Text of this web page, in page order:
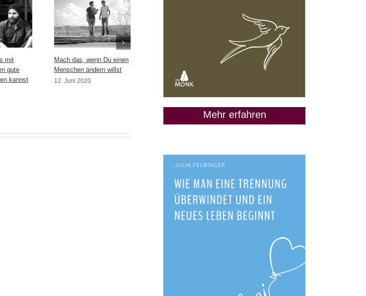
mit
gute
kannst
Mach das, wenn Du einen
Menschen ändern willst
12. Juni 2020
bleiben“: Wann das keine
gute Idee ist
Mehr erfahren